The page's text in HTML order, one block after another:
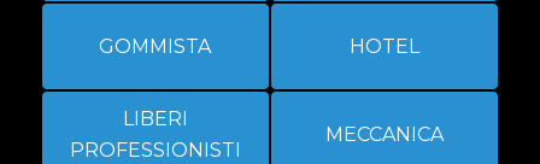
GOMMISTA HOTEL
LIBERI
PROFESSIONISTI
MECCANICA